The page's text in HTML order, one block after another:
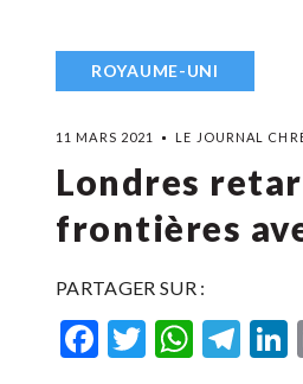
ROYAUME-UNI
11 MARS 2021 LE JOURNAL
Londres
frontières
PARTAGER SUR :
Facebook
Twitter